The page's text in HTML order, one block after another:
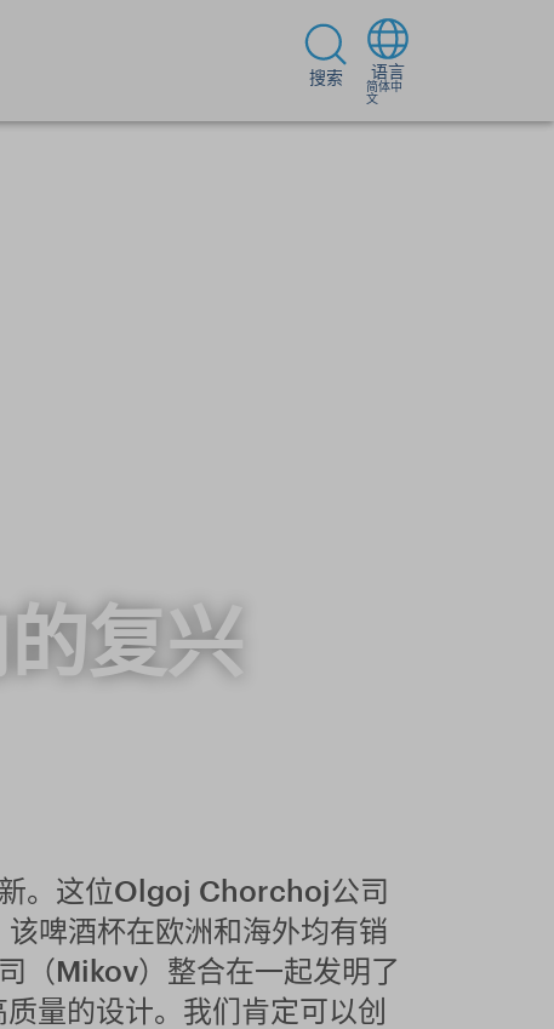
搜索 语言
简体中
文
复兴
。这位Olgoj Chorchoj公司
啤酒杯在欧洲和海外均有销
（Mikov）整合在一起发明了
量的设计。我们肯定可以创